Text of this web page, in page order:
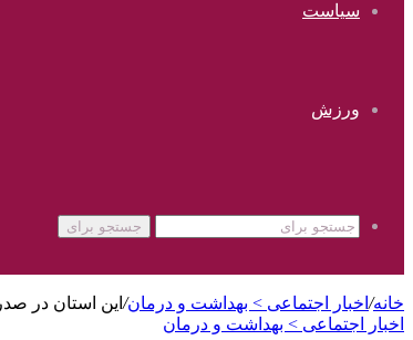
سیاست
ورزش
جستجو برای
خانه/ اخبار اجتماعی > بهداشت و درمان/ این استان در
اخبار اجتماعی > بهداشت و درمان